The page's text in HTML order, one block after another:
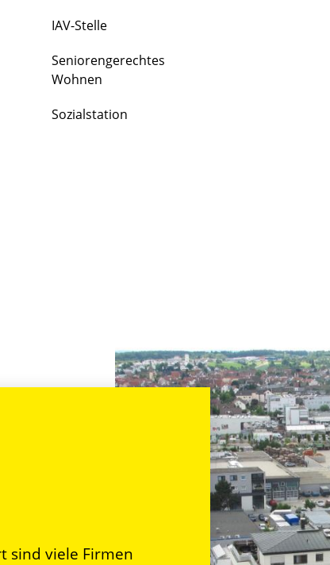
IAV-Stelle
Seniorengerechtes
Wohnen
Sozialstation
sind viele Firmen